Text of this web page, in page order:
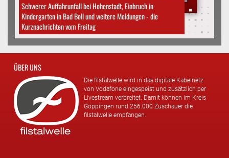
Schwerer Auffahrunfall bei Hohenstadt, Einbruch in
Kindergarten in Bad Boll und weitere Meldungen - die
Kurznachrichten vom Freitag
ÜBER UNS
Die filstalwelle wird in das digitale Kabelnetz
von Vodafone eingespeist und zusätzlich per
Livestream verbreitet. Damit können im Kreis
Göppingen rund 256.000 Zuschauer die
filstalwelle empfangen.